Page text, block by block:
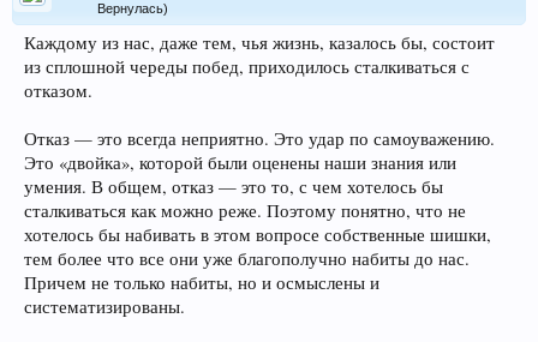
Вернулась)
Каждому из нас, даже тем, чья жизнь, казалось бы, состоит
из сплошной череды побед, приходилось сталкиваться с
отказом.
Отказ — это всегда неприятно. Это удар по самоуважению.
Это «двойка», которой были оценены наши знания или
умения. В общем, отказ — это то, с чем хотелось бы
сталкиваться как можно реже. Поэтому понятно, что не
хотелось бы набивать в этом вопросе собственные шишки,
тем более что все они уже благополучно набиты до нас.
Причем не только набиты, но и осмыслены и
систематизированы.